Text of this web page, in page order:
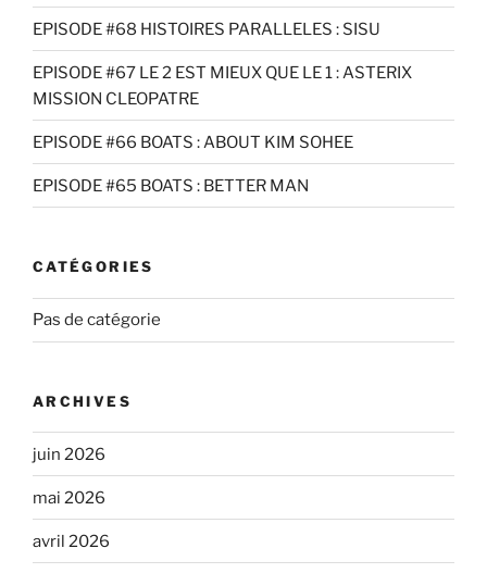
EPISODE #68 HISTOIRES PARALLELES : SISU
EPISODE #67 LE 2 EST MIEUX QUE LE 1 : ASTERIX
MISSION CLEOPATRE
EPISODE #66 BOATS : ABOUT KIM SOHEE
EPISODE #65 BOATS : BETTER MAN
CATÉGORIES
Pas de catégorie
ARCHIVES
juin 2026
mai 2026
avril 2026